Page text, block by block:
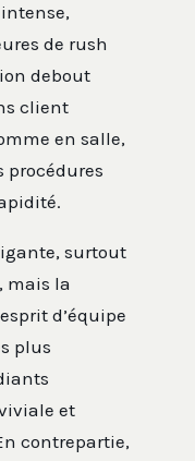
de rush
debout
client
en salle,
procédures
surtout
mais la
d’équipe
plus
et
contrepartie,